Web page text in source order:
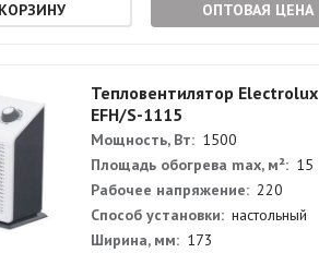
ОПТОВАЯ ЦЕНА
Тепловентилятор Electrolux
EFH/S-1115
Мощность, Вт: 1500
Площадь обогрева max, м²: 15
Рабочее напряжение: 220
Способ установки: настольный
Ширина, мм: 173